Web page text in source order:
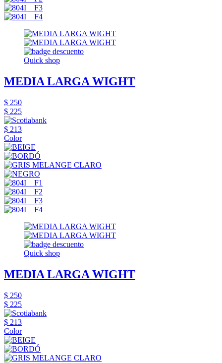
Quick shop
MEDIA LARGA WIGHT
$ 250
$ 225
$ 213
Color
Quick shop
MEDIA LARGA WIGHT
$ 250
$ 225
$ 213
Color